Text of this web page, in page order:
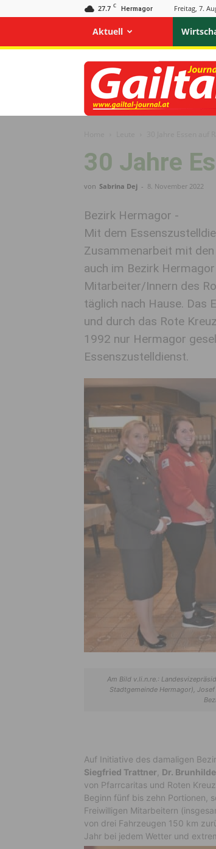
27.7 C Hermagor Freitag, 7.
Aktuell
Gailtal
Journal
30 Jahre
von Sabrina Dej - 8. November 2022
Bezirk Hermagor -
Mit dem
Zusammenarbeit mit
auch im Bezirk
Mitarbeiter/Innern des
täglich nach Hause. Das
und durch das Rote
1992 nur Hermagor
Essenszustelldienst.
Am Bild v.li.n.re.:
Stadtgemeinde Hermagor),
Auf Initiative des damaligen
Siegfried Trattner Dr.
von Pfarrcaritas und Roten
Beginn fünf bis zehn Portionen,
Freiwilligen Mitarbeitern
von drei Fahrzeugen 150 km
Jahr bei jedem Wetter und